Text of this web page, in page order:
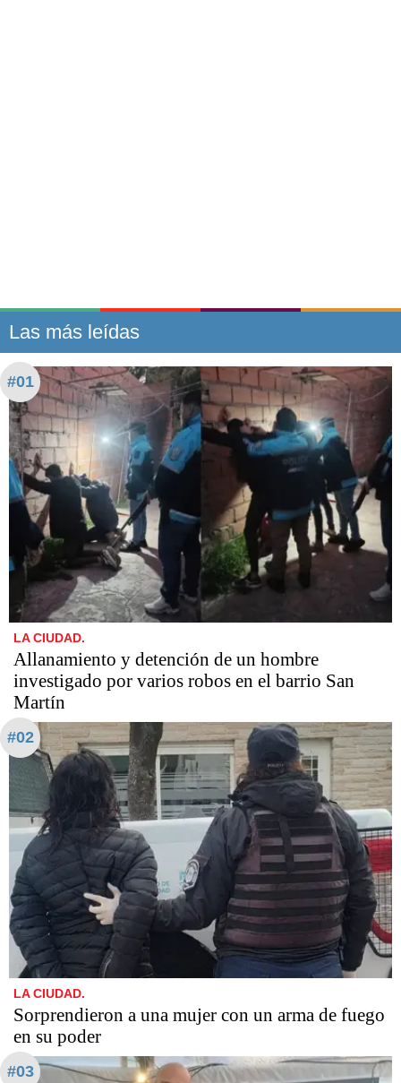
Las más leídas
#01
LA CIUDAD.
Allanamiento y detención de un hombre
investigado por varios robos en el barrio San
Martín
#02
LA CIUDAD.
Sorprendieron a una mujer con un arma de fuego
en su poder
#03